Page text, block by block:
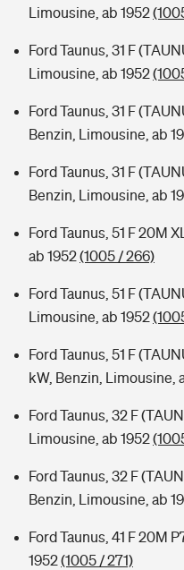
Limousine, ab 1952
Ford Taunus, 31 F
Limousine, ab 1952
Ford Taunus, 31 F
Benzin, Limousine, ab
Ford Taunus, 31 F
Benzin, Limousine, ab
Ford Taunus, 51 F 20M
ab 1952(1005 / 266)
Ford Taunus, 51 F
Limousine, ab 1952
Ford Taunus, 51 F
kW, Benzin, Limousine,
Ford Taunus, 32 F
Limousine, ab 1952
Ford Taunus, 32 F
Benzin, Limousine, ab
Ford Taunus, 41 F 20M
1952(1005 / 271)